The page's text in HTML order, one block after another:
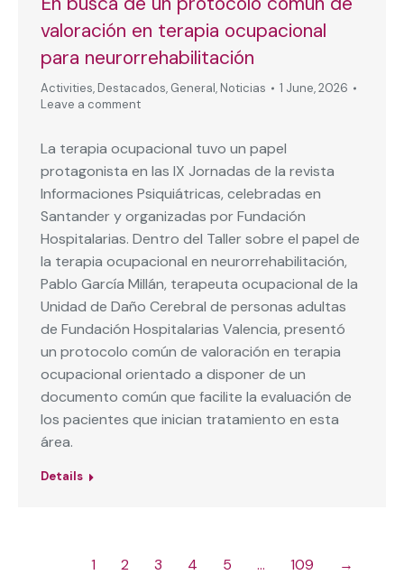
valoración en terapia ocupacional
para neurorrehabilitación
Activities, Destacados, General, Noticias
1 June, 2026
Leave a comment
La terapia ocupacional tuvo un papel
protagonista en las IX Jornadas de la revista
Informaciones Psiquiátricas, celebradas en
Santander y organizadas por Fundación
Hospitalarias. Dentro del Taller sobre el papel de
la terapia ocupacional en neurorrehabilitación,
Pablo García Millán, terapeuta ocupacional de la
Unidad de Daño Cerebral de personas adultas
de Fundación Hospitalarias Valencia, presentó
un protocolo común de valoración en terapia
ocupacional orientado a disponer de un
documento común que facilite la evaluación de
los pacientes que inician tratamiento en esta
área.
Details
1 2 3 4 5 … 109 →